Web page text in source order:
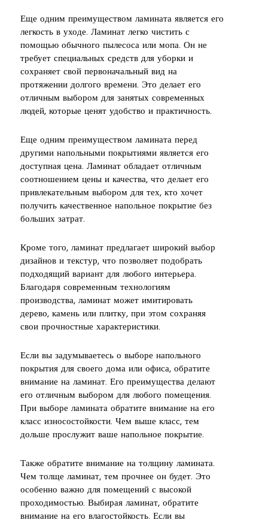
Еще одним преимуществом ламината является его
легкость в уходе. Ламинат легко чистить с
помощью обычного пылесоса или мопа. Он не
требует специальных средств для уборки и
сохраняет свой первоначальный вид на
протяжении долгого времени. Это делает его
отличным выбором для занятых современных
людей, которые ценят удобство и практичность.
Еще одним преимуществом ламината перед
другими напольными покрытиями является его
доступная цена. Ламинат обладает отличным
соотношением цены и качества, что делает его
привлекательным выбором для тех, кто хочет
получить качественное напольное покрытие без
больших затрат.
Кроме того, ламинат предлагает широкий выбор
дизайнов и текстур, что позволяет подобрать
подходящий вариант для любого интерьера.
Благодаря современным технологиям
производства, ламинат может имитировать
дерево, камень или плитку, при этом сохраняя
свои прочностные характеристики.
Если вы задумываетесь о выборе напольного
покрытия для своего дома или офиса, обратите
внимание на ламинат. Его преимущества делают
его отличным выбором для любого помещения.
При выборе ламината обратите внимание на его
класс износостойкости. Чем выше класс, тем
дольше прослужит ваше напольное покрытие.
Также обратите внимание на толщину ламината.
Чем толще ламинат, тем прочнее он будет. Это
особенно важно для помещений с высокой
проходимостью. Выбирая ламинат, обратите
внимание на его влагостойкость. Если вы